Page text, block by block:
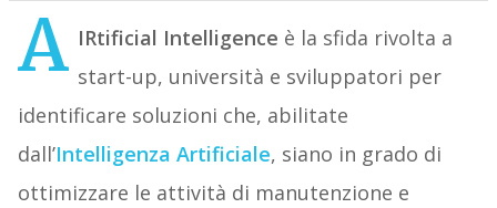
A IRtificial Intelligence è la sfida rivolta a
start-up, università e sviluppatori per
identificare soluzioni che, abilitate
dall’Intelligenza Artificiale, siano in grado di
ottimizzare le attività di manutenzione e